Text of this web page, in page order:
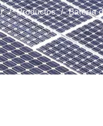
/ Productos / Batería